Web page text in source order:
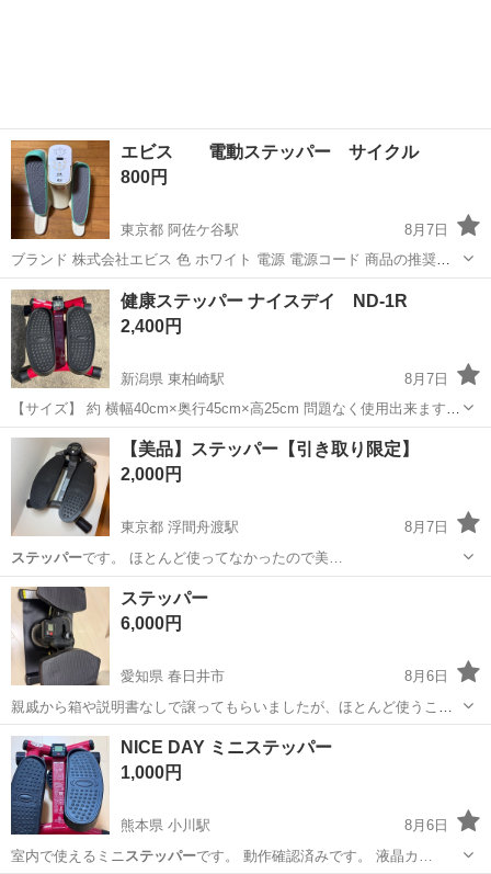
エビス 電動ステッパー サイクル
800円
東京都 阿佐ケ谷駅
8月7日
ブランド 株式会社エビス 色 ホワイト 電源 電源コード 商品の推奨用
途 自転車漕ぎ運動 商品の重量 6.9 キログラム サイズ 51.5奥行き x
37.1幅 x 26高さ cm タバコ無し 猫を飼っている アルコー...
東京 杉並区 阿佐ケ谷駅 フィットネス、トレーニング
エビス
健康ステッパー ナイスデイ ND-1R
2,400円
新潟県 東柏崎駅
8月7日
【サイズ】 約 横幅40cm×奥行45cm×高25cm 問題なく使用出来ます。
6/1、値下げしました。
新潟 柏崎市 東柏崎駅 フィットネス、トレーニング
ナイスデイ
【美品】ステッパー【引き取り限定】
2,000円
東京都 浮間舟渡駅
8月7日
ステッパーです。 ほとんど使ってなかったので美…
東京 北区 浮間舟渡駅
ステッパー
6,000円
愛知県 春日井市
8月6日
親戚から箱や説明書なしで譲ってもらいましたが、ほとんど使うこと
なく眠っていたので、もしどなたか必要であればと思いました。 愛知
県内 東尾張地区、東三河地区(豊橋、豊川)であれば比較的スムーズに
受け渡しが行えるかと思いま...
愛知 春日井市 フィットネス、トレーニング
NICE DAY ミニステッパー
1,000円
熊本県 小川駅
8月6日
室内で使えるミニ ステッパー です。 動作確認済みです。 液晶カ…